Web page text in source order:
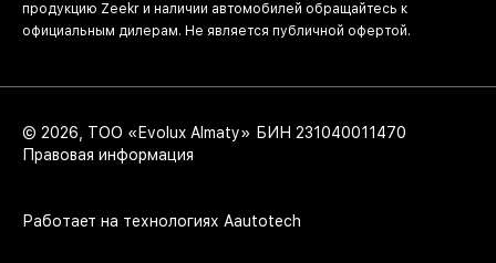
продукцию Zeekr и наличии автомобилей обращайтесь к
официальным дилерам. Не является публичной офертой.
© 2026, ТОО «Evolux Almaty» БИН 231040011470
Правовая информация
Работает на технологиях Aautotech